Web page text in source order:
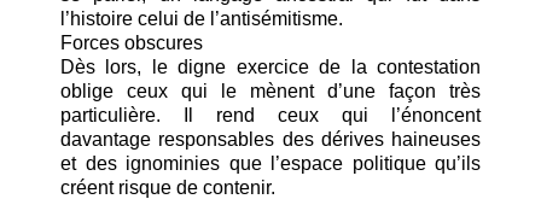
l’histoire celui de l’antisémitisme.
Forces obscures
Dès lors, le digne exercice de la contestation
oblige ceux qui le mènent d’une façon très
particulière. Il rend ceux qui l’énoncent
davantage responsables des dérives haineuses
et des ignominies que l’espace politique qu’ils
créent risque de contenir.